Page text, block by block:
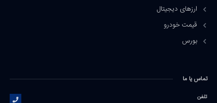
ارزهای دیجیتال
قیمت خودرو
بورس
تماس یا ما
تلفن